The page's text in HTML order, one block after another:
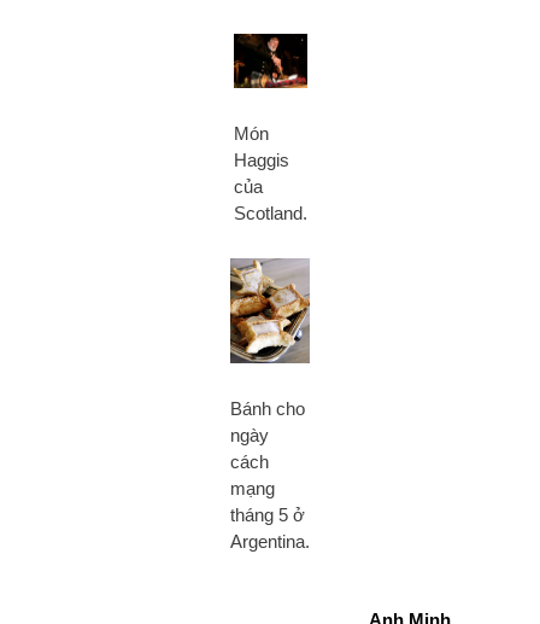
Món
Haggis
của
Scotland.
Bánh cho
ngày
cách
mạng
tháng 5 ở
Argentina.
Anh Minh